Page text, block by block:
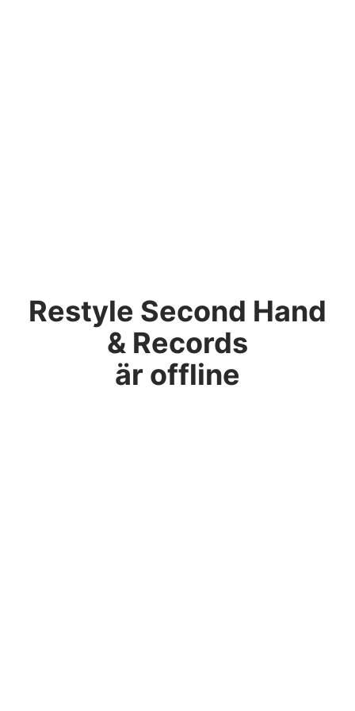
Restyle Second Hand
& Records
är offline